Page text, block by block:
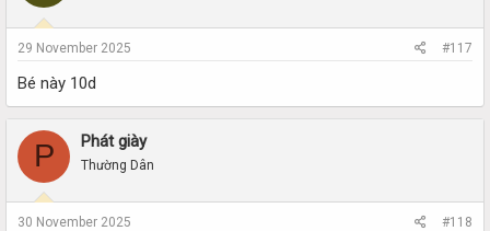
29 November 2025 #117
Bé này 10d
P Phát giày
Thường Dân
30 November 2025 #118